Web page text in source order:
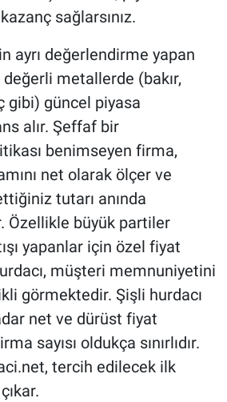
sağlarsınız.
ayrı değerlendirme yapan
metallerde (bakır,
gibi) güncel piyasa
alır. Şeffaf bir
benimseyen firma,
net olarak ölçer ve
tutarı anında
Özellikle büyük partiler
yapanlar için özel fiyat
müşteri memnuniyetini
görmektedir. Şişli hurdacı
net ve dürüst fiyat
sayısı oldukça sınırlıdır.
tercih edilecek ilk